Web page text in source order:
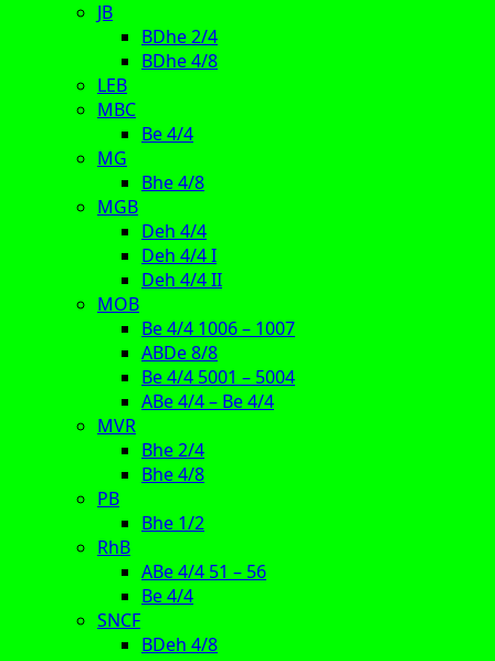
JB
BDhe 2/4
BDhe 4/8
LEB
MBC
Be 4/4
MG
Bhe 4/8
MGB
Deh 4/4
Deh 4/4 I
Deh 4/4 II
MOB
Be 4/4 1006 – 1007
ABDe 8/8
Be 4/4 5001 – 5004
ABe 4/4 – Be 4/4
MVR
Bhe 2/4
Bhe 4/8
PB
Bhe 1/2
RhB
ABe 4/4 51 – 56
Be 4/4
SNCF
BDeh 4/8